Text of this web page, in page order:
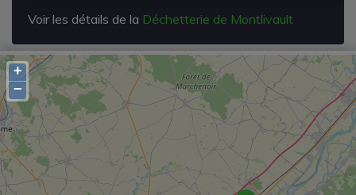
Voir les détails de la Déchetterie de Montlivault
+
−